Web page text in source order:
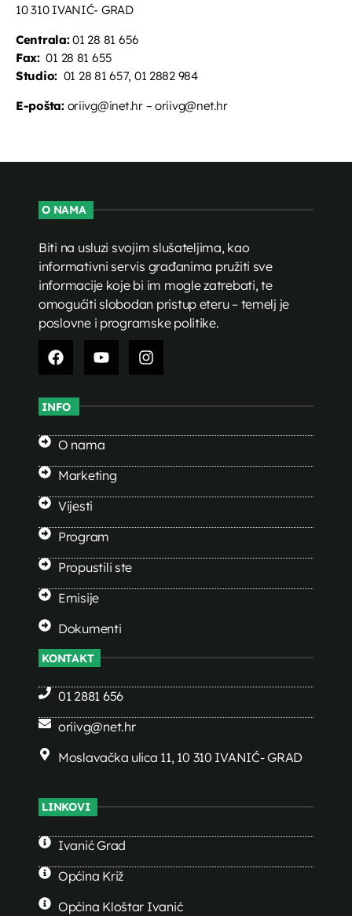
10 310 IVANIĆ- GRAD
Centrala:01 28 81 656
Fax:01 28 81 655
Studio: 01 28 81 657, 01 2882 984
E-pošta:oriivg@inet.hr – oriivg@net.hr
O NAMA
Biti na usluzi svojim slušateljima, kao
informativni servis građanima pružiti sve
informacije koje bi im mogle zatrebati, te
omogućiti slobodan pristup eteru – temelj je
poslovne i programske politike.
INFO
O nama
Marketing
Vijesti
Program
Propustili ste
Emisije
Dokumenti
KONTAKT
01 2881 656
oriivg@net.hr
Moslavačka ulica 11, 10 310 IVANIĆ- GRAD
LINKOVI
Ivanić Grad
Općina Križ
Općina Kloštar Ivanić